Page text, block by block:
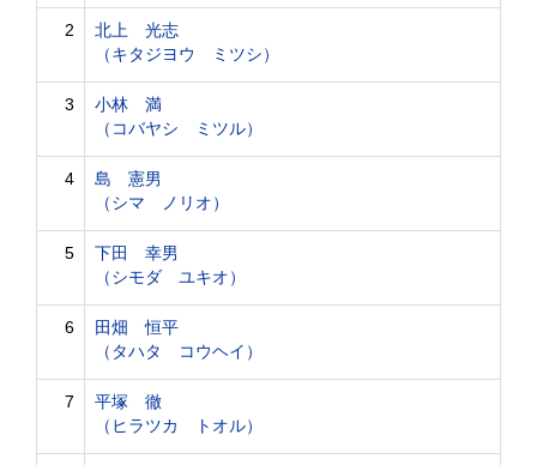
2
北上 光志
（キタジヨウ ミツシ）
3
小林 満
（コバヤシ ミツル）
4
島 憲男
（シマ ノリオ）
5
下田 幸男
（シモダ ユキオ）
6
田畑 恒平
（タハタ コウヘイ）
7
平塚 徹
（ヒラツカ トオル）